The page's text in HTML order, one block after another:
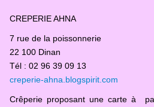
CREPERIE AHNA
7 rue de la poissonnerie
22 100 Dinan
Tél : 02 96 39 09 13
creperie-ahna.blogspirit.com
Crêperie proposant une carte à